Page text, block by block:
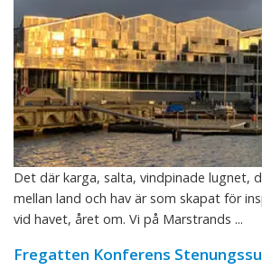
Det där karga, salta, vindpinade lugnet,
mellan land och hav är som skapat för
vid havet, året om. Vi på Marstrands ...
Fregatten Konferens